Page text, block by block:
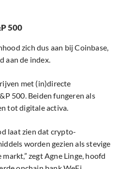
500
zich dus aan bij Coinbase,
aan de index.
met (in)directe
500. Beiden fungeren als
tot digitale activa.
laat zien dat crypto-
worden gezien als stevige
zegt Agne Linge, hoofd